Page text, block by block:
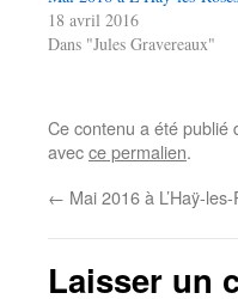
18 avril 2016
Dans "Jules Gravereaux"
Ce contenu a été publié
avecce permalien.
← Mai 2016 à L’Haÿ-
Laisser un